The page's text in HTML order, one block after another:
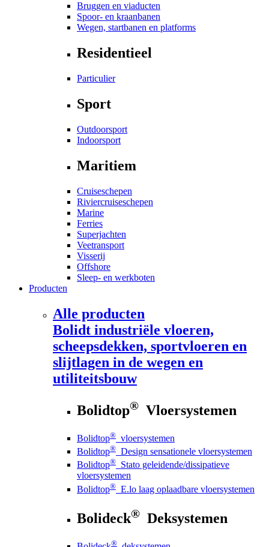
Bruggen en viaducten
Spoor- en kraanbanen
Wegen, startbanen en platforms
Residentieel
Particulier
Sport
Outdoorsport
Indoorsport
Maritiem
Cruiseschepen
Riviercruiseschepen
Marine
Ferries
Superjachten
Veetransport
Visserij
Offshore
Sleep- en werkboten
Producten
Alle producten
Bolidt industriële vloeren,
scheepsdekken, sportvloeren en
slijtlagen in de wegen en
utiliteitsbouw
Bolidtop® Vloersystemen
Bolidtop® vloersystemen
Bolidtop® Design sensationele vloersystemen
Bolidtop® Stato geleidende/dissipatieve
vloersystemen
Bolidtop® E.lo laag oplaadbare vloersystemen
Bolideck® Deksystemen
®